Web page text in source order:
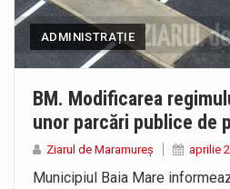
ADMINISTRAȚIE
BM. Modificarea
unor parcări publice de
Ziarul de Maramureș aprilie
Municipiul Baia Mare